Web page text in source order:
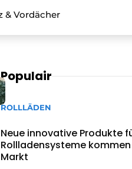
& Vordächer
Populair
ROLLLÄDEN
Neue innovative Produkte
Rollladensysteme
Markt